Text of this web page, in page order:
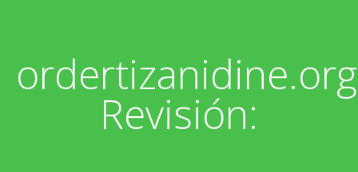
C
ordertizanidine.org
Revisión: